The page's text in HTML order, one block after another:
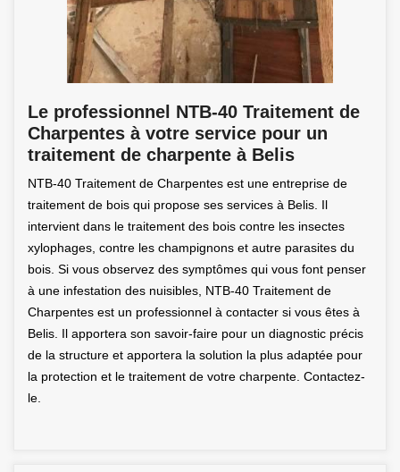
Le professionnel NTB-40 Traitement de
Charpentes à votre service pour un
traitement de charpente à Belis
NTB-40 Traitement de Charpentes est une entreprise de
traitement de bois qui propose ses services à Belis. Il
intervient dans le traitement des bois contre les insectes
xylophages, contre les champignons et autre parasites du
bois. Si vous observez des symptômes qui vous font penser
à une infestation des nuisibles, NTB-40 Traitement de
Charpentes est un professionnel à contacter si vous êtes à
Belis. Il apportera son savoir-faire pour un diagnostic précis
de la structure et apportera la solution la plus adaptée pour
la protection et le traitement de votre charpente. Contactez-
le.